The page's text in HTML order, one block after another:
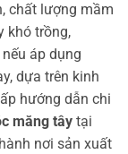
chất lượng mầm
khó trồng,
áp dụng
dựa trên kinh
hướng dẫn chi
măng tây tại
nơi sản xuất